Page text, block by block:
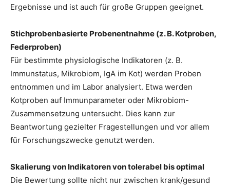
Ergebnisse und ist auch für große Gruppen geeignet.
Stichprobenbasierte Probenentnahme (z. B. Kotproben,
Federproben)
Für bestimmte physiologische Indikatoren (z. B.
Immunstatus, Mikrobiom, IgA im Kot) werden Proben
entnommen und im Labor analysiert. Etwa werden
Kotproben auf Immunparameter oder Mikrobiom-
Zusammensetzung untersucht. Dies kann zur
Beantwortung gezielter Fragestellungen und vor allem
für Forschungszwecke genutzt werden.
Skalierung von Indikatoren von tolerabel bis optimal
Die Bewertung sollte nicht nur zwischen krank/gesund